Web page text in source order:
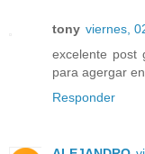
tony viernes,
excelente post
para agergar
Responder